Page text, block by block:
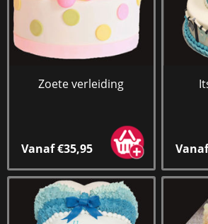
Zoete verleiding
Vanaf €35,95